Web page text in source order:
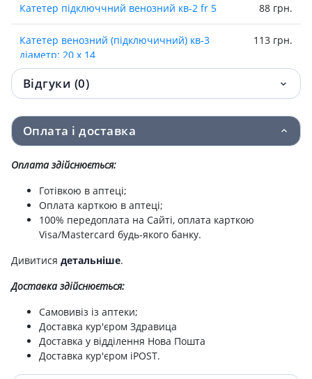
Катетер підключчний венозний кв-2 fr 5 88 грн.
Катетер венозний (пiдключичний) кв-3
дiаметр: 20 х 14
113 грн.
Голка косаковського д/тимпанопункції
G18
136 грн.
Голка типу куликовського g15 136.10 грн.
ДРЕНАЖ БЛЕЙКА FR18
Катетер латексний типу пеццера розмiр
Катетер латексний пеццера н36
катетеру кв-3 (2 х1,5) g 15
Катетер латексний пеццера н34
Дренаж торакальний fr18 6.0
Відгуки (0)
Оплата і доставка
Оплата здійснюється:
Готівкою в аптеці;
Оплата карткою в аптеці;
100% передоплата на Сайті, оплата карткою
Visa/Mastercard будь-якого банку.
Дивитися детальніше.
Доставка здійснюється:
Самовивіз із аптеки;
Доставка кур'єром Здравица
Доставка у відділення Нова Пошта
Доставка кур'єром iPOST.